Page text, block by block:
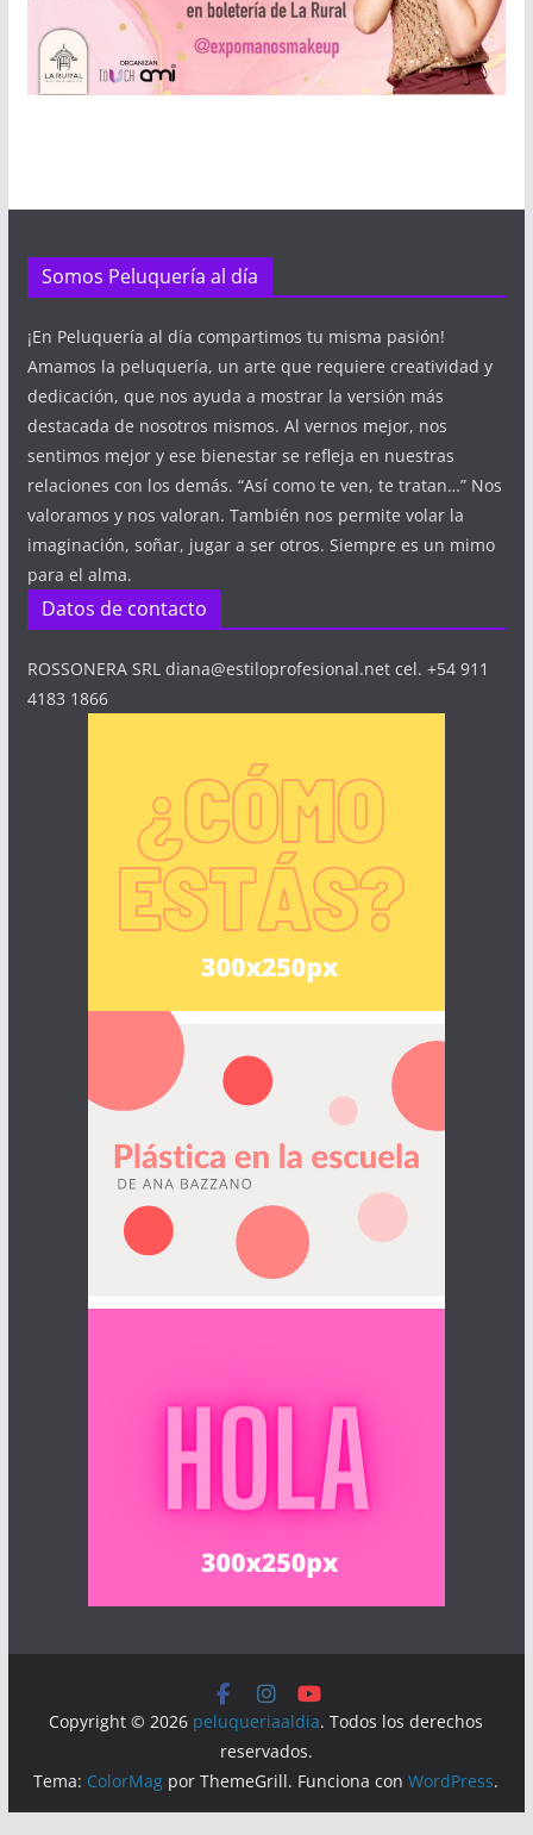
Somos Peluquería al día
¡En Peluquería al día compartimos tu misma pasión!
Amamos la peluquería, un arte que requiere creatividad y
dedicación, que nos ayuda a mostrar la versión más
destacada de nosotros mismos. Al vernos mejor, nos
sentimos mejor y ese bienestar se refleja en nuestras
relaciones con los demás. “Así como te ven, te tratan…” Nos
valoramos y nos valoran. También nos permite volar la
imaginación, soñar, jugar a ser otros. Siempre es un mimo
para el alma.
Datos de contacto
ROSSONERA SRL diana@estiloprofesional.net cel. +54 911
4183 1866
Copyright © 2026 peluqueriaaldia. Todos los derechos
reservados.
Tema: ColorMag por ThemeGrill. Funciona conWordPress.